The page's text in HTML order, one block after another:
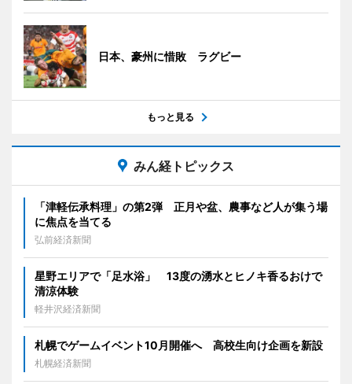
日本、豪州に惜敗 ラグビー
もっと見る
みん経トピックス
「津軽伝承料理」の第2弾 正月や盆、農事など人が集う場
に焦点を当てる
弘前経済新聞
星野エリアで「足水浴」 13度の湧水とヒノキ香るおけで
清涼体験
軽井沢経済新聞
札幌でゲームイベント10月開催へ 高校生向け企画を新設
札幌経済新聞